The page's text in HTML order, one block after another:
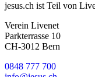
jesus.ch ist Teil von
Verein Livenet
Parkterrasse 10
CH-3012 Bern
0848 777 700